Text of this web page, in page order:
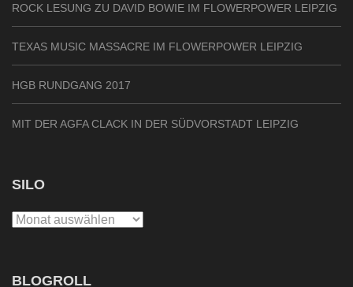
ROCK LESUNG ZU DAVID BOWIE IM FLOWERPOWER LEIPZIG
TEXAS MUSIC MASSACRE IM FLOWERPOWER LEIPZIG
HGB RUNDGANG 2017
MIT DER AGFA CLACK IN DER SÜDVORSTADT LEIPZIG
SILO
Silo
BLOGROLL